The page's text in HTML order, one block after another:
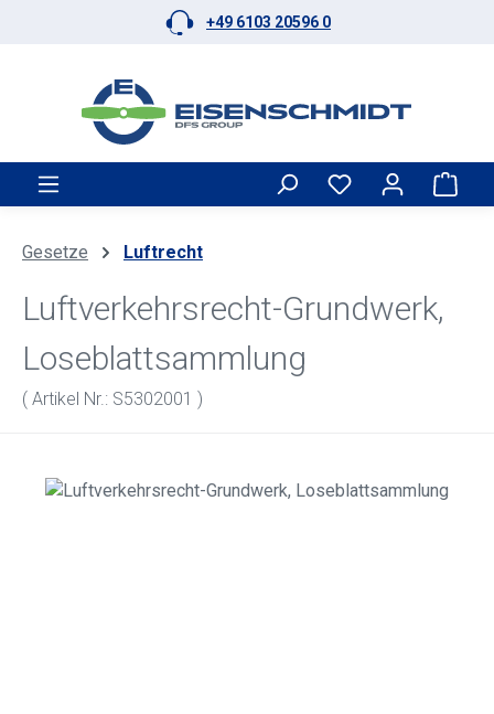
Zum Hauptinhalt springen+49 6103 20596 0
Gesetze Luftrecht
Luftverkehrsrecht-Grundwerk,
Loseblattsammlung
( Artikel Nr.: S5302001 )
Bildergalerie überspringen